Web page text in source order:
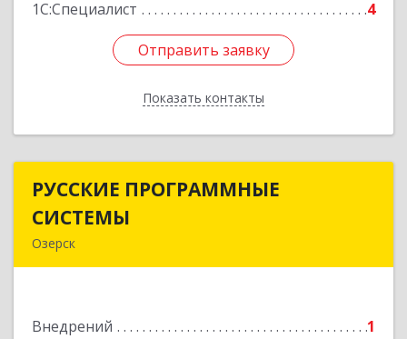
1С:Специалист 4
Отправить заявку
Показать контакты
Отправить заявку
Назад
РУССКИЕ ПРОГРАММНЫЕ
СИСТЕМЫ
Озерск
Внедрений 1
РУССКИЕ ПРОГРАММНЫЕ
Подробнее